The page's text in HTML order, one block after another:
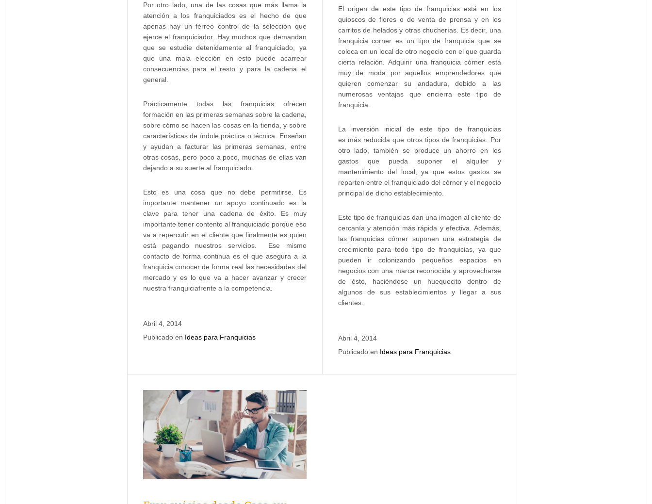
Por otro lado, una de las cosas que más llama la
atención a los franquiciados es el hecho de que
apenas hay un férreo control de la selección que
ejerce el franquiciador. Hay muchos que demandan
que se estudie detenidamente al franquiciado, ya
que una mala elección en esto puede acarrear
consecuencias para el resto y para la cadena el
general.
Prácticamente todas las franquicias ofrecen
formación en las primeras semanas sobre la cadena,
sobre cómo se hacen las cosas en la tienda, y sobre
características de índole práctica o técnica. Enseñan
y ayudan a facturar las primeras semanas, entre
otras cosas, pero poco a poco, muchas de ellas van
dejando a su suerte al franquiciado.
Esto es una cosa que no debe permitirse. Es
importante mantener un apoyo continuado es la
clave para tener una cadena de éxito. Es muy
importante tener contento al franquiciado porque eso
va a repercutir en el cliente que finalmente es quien
está pagando nuestros servicios. Ese mismo
contacto de forma continua es el que asegura a la
franquicia conocer de forma real las necesidades del
mercado y es lo que va a hacer avanzar y crecer
nuestra franquiciafrente a la competencia.
Abril 4, 2014
Publicado en Ideas para Franquicias
El origen de este tipo de franquicias está en los
quioscos de flores o de venta de prensa y en los
carritos de helados y otras chucherías. Es decir, una
franquicia corner es un tipo de franquicia que se
coloca en un local de otro negocio con el que guarda
cierta relación. Adquirir una franquicia córner está
muy de moda por aquellos emprendedores que
quieren comenzar su andadura, debido a las
numerosas ventajas que encierra este tipo de
franquicia.
La inversión inicial de este tipo de franquicias
es más reducida que otros tipos de franquicias. Por
otro lado, también se produce un ahorro en los
gastos que pueda suponer el alquiler y
mantenimiento del local, ya que estos gastos se
reparten entre el franquiciado del córner y el negocio
principal de dicho establecimiento.
Este tipo de franquicias dan una imagen al cliente de
cercanía y atención más rápida y efectiva. Además,
las franquicias córner suponen una estrategia de
crecimiento para todo tipo de franquicias, ya que
pueden ir colonizando pequeños espacios en
negocios con una marca reconocida y aprovecharse
de ésto, haciéndose un huequecito dentro de
algunos de sus establecimientos y llegar a sus
clientes.
Abril 4, 2014
Publicado en Ideas para Franquicias